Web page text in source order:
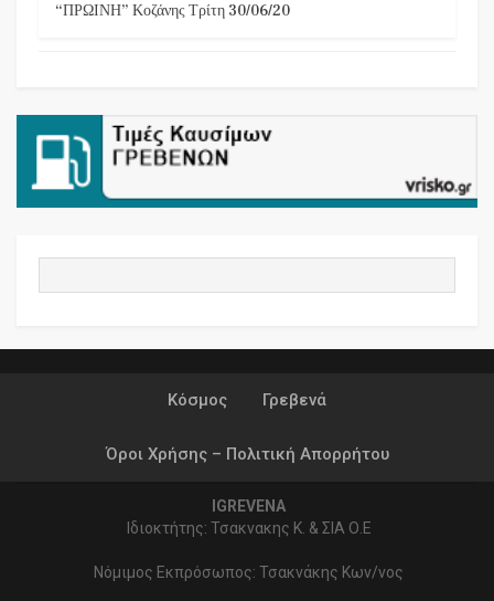
“ΠΡΩΙΝΗ” Κοζάνης Τρίτη 30/06/20
Κόσμος Γρεβενά
Όροι Χρήσης – Πολιτική Απορρήτου
IGREVENA
Ιδιοκτήτης: Τσακνακης Κ. & ΣΙΑ Ο.Ε
Νόμιμος Εκπρόσωπος: Τσακνάκης Κων/νος